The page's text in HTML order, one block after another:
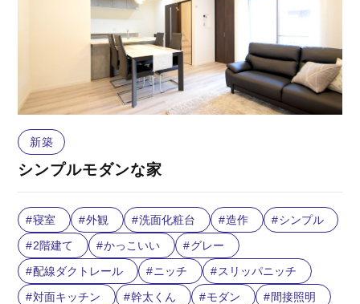
新築
シンプルモダンな家
寝室 外観 洗面化粧台 造作
シンプル
2階建て
かっこいい
グレー
配線ダクトレール
ニッチ
スリッパニッチ
対面キッチン
幹太くん モダン
間接照明